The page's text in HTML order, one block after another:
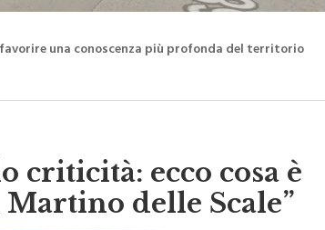
una conoscenza più profonda del territorio
criticità: ecco cosa è
delle Scale”